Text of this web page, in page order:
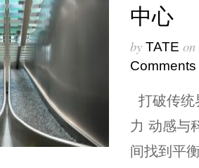
中心
by TATE on
Comments
打破传统
力 动感与
间找到平